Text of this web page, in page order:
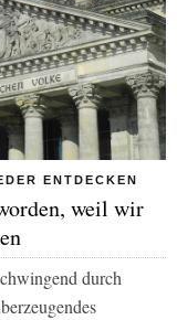
ENTDECKEN
weil wir
durch